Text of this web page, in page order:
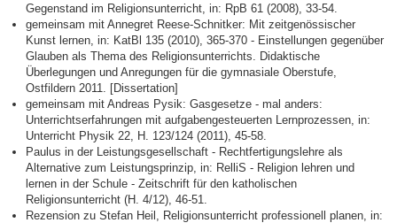
Gegenstand im Religionsunterricht, in: RpB 61 (2008), 33-54.
gemeinsam mit Annegret Reese-Schnitker: Mit zeitgenössischer
Kunst lernen, in: KatBl 135 (2010), 365-370 - Einstellungen gegenüber
Glauben als Thema des Religionsunterrichts. Didaktische
Überlegungen und Anregungen für die gymnasiale Oberstufe,
Ostfildern 2011. [Dissertation]
gemeinsam mit Andreas Pysik: Gasgesetze - mal anders:
Unterrichtserfahrungen mit aufgabengesteuerten Lernprozessen, in:
Unterricht Physik 22, H. 123/124 (2011), 45-58.
Paulus in der Leistungsgesellschaft - Rechtfertigungslehre als
Alternative zum Leistungsprinzip, in: RelliS - Religion lehren und
lernen in der Schule - Zeitschrift für den katholischen
Religionsunterricht (H. 4/12), 46-51.
Rezension zu Stefan Heil, Religionsunterricht professionell planen, in: